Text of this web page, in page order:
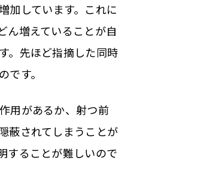
加しています。これに
ん増えていることが自
。先ほど指摘した同時
す。
用があるか、射つ前
蔽されてしまうことが
することが難しいので